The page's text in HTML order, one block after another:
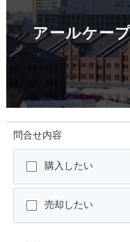
アールケー
問合せ内容
購入したい
売却したい